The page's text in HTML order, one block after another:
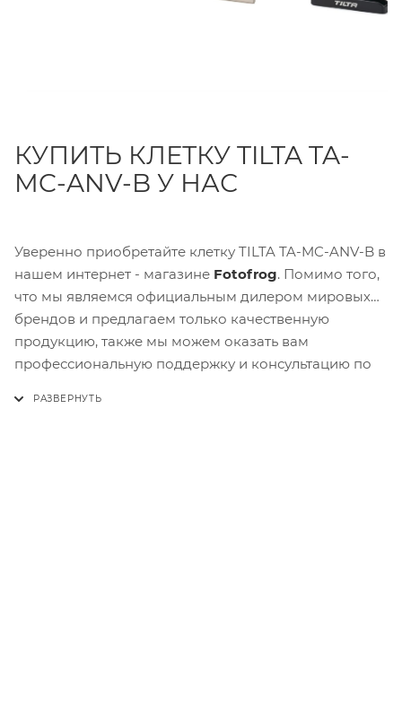
КУПИТЬ КЛЕТКУ TILTA TA-
MC-ANV-B У НАС
Уверенно приобретайте клетку TILTA TA-MC-ANV-B в
нашем интернет - магазине Fotofrog. Помимо того,
что мы являемся официальным дилером мировых
брендов и предлагаем только качественную
продукцию, также мы можем оказать вам
профессиональную поддержку и консультацию по